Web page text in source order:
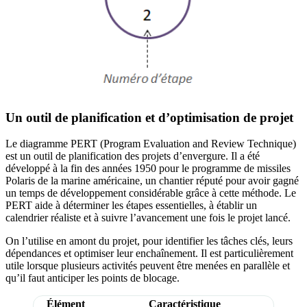
Un outil de planification et d’optimisation de projet
Le diagramme PERT (Program Evaluation and Review Technique)
est un outil de planification des projets d’envergure. Il a été
développé à la fin des années 1950 pour le programme de missiles
Polaris de la marine américaine, un chantier réputé pour avoir gagné
un temps de développement considérable grâce à cette méthode. Le
PERT aide à déterminer les étapes essentielles, à établir un
calendrier réaliste et à suivre l’avancement une fois le projet lancé.
On l’utilise en amont du projet, pour identifier les tâches clés, leurs
dépendances et optimiser leur enchaînement. Il est particulièrement
utile lorsque plusieurs activités peuvent être menées en parallèle et
qu’il faut anticiper les points de blocage.
Élément
Caractéristique